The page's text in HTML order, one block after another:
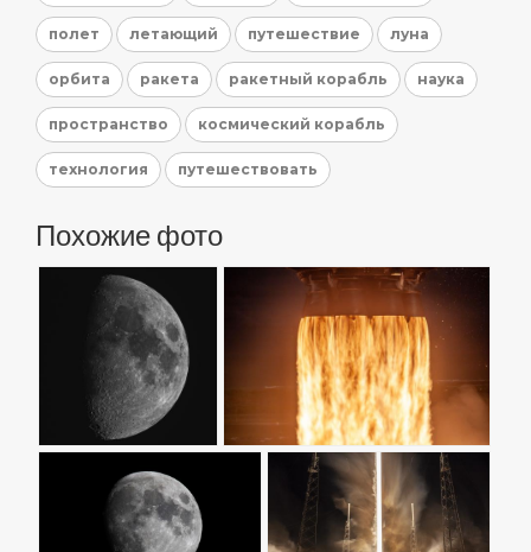
полет летающий путешествие луна
орбита ракета ракетный корабль наука
пространство космический корабль
технология путешествовать
Похожие фото